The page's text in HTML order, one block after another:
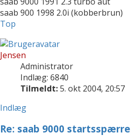
saab 900 1998 2.0i (kobberbrun)
Top
Jensen
Administrator
Indlæg: 6840
Tilmeldt:5. okt 2004, 20:57
Indlæg
Re: saab 9000 startsspærre